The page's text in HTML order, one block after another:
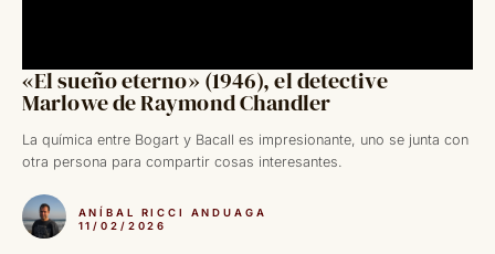
«El sueño eterno» (1946), el detective
Marlowe de Raymond Chandler
La química entre Bogart y Bacall es impresionante, uno se junta con
otra persona para compartir cosas interesantes.
ANÍBAL RICCI ANDUAGA
11/02/2026